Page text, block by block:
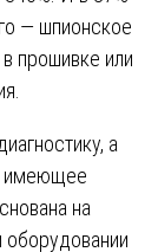
— шпионское
прошивке или
а
имеющее
на